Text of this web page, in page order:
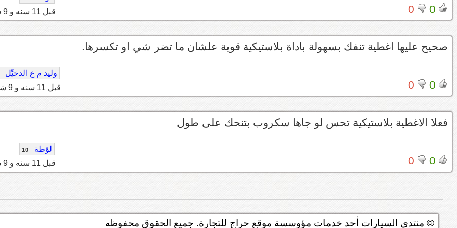
0
0 قبل 11 سنه و 9 شهر
صحيح عليها اغطية تنفك بسهولة باداة بلاستيكية قوية علشان ما تضر شي او تكسرها.
0
0
وليد م ع الدخيِّل
قبل 11 سنه و 9 شهر
فعلا الاغطية بلاستيكية تحس لو جاها سكروب بتنحك على طول
0
0
لؤطة 10
قبل 11 سنه و 9 شهر
© منتدى السيارات أحد خدمات مؤوسسة موقع حراج للتجارة. جميع الحقوق محفوظه